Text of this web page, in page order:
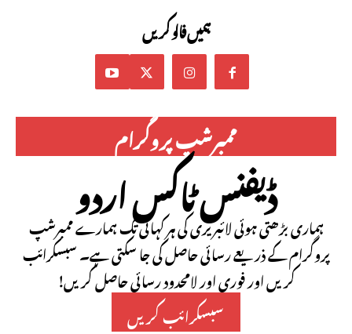
ہمیں فالو کریں
ممبرشپ پروگرام
ڈیفنس ٹاکس اردو
ہماری بڑھتی ہوئی لائبریری کی ہر کہانی تک ہمارے ممبرشپ
پروگرام کے ذریعے رسائی حاصل کی جا سکتی ہے۔ سبسکرائب
کریں اور فوری اور لامحدود رسائی حاصل کریں!
سبسکرائب کریں